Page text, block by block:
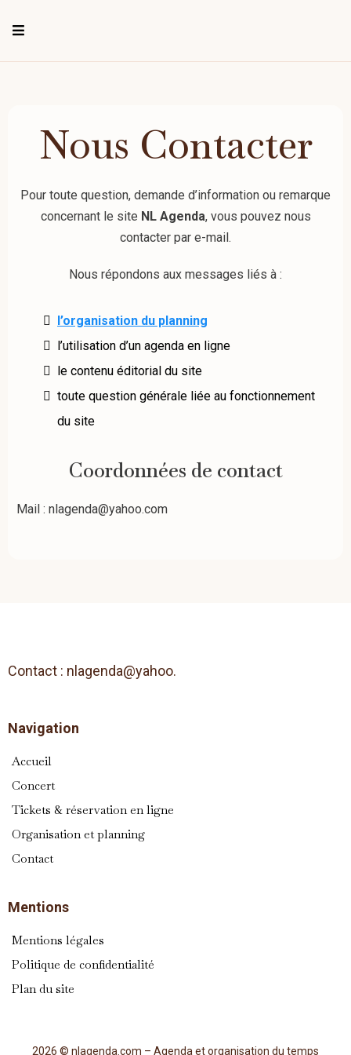
Nous Contacter
Pour toute question, demande d’information ou remarque
concernant le site NL Agenda, vous pouvez nous
contacter par e-mail.
Nous répondons aux messages liés à :
l’organisation du planning
l’utilisation d’un agenda en ligne
le contenu éditorial du site
toute question générale liée au fonctionnement
du site
Coordonnées de contact
Mail : nlagenda@yahoo.com
Contact : nlagenda@yahoo.
Navigation
Accueil
Concert
Tickets & réservation en ligne
Organisation et planning
Contact
Mentions
Mentions légales
Politique de confidentialité
Plan du site
2026 © nlagenda.com – Agenda et organisation du temps